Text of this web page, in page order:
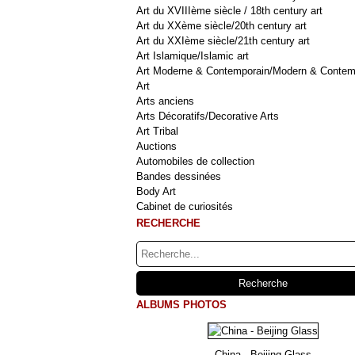
Art du XVIIIème siècle / 18th century art
Art du XXème siècle/20th century art
Art du XXIème siècle/21th century art
Art Islamique/Islamic art
Art Moderne & Contemporain/Modern &
Art
Arts anciens
Arts Décoratifs/Decorative Arts
Art Tribal
Auctions
Automobiles de collection
Bandes dessinées
Body Art
Cabinet de curiosités
RECHERCHE
ALBUMS PHOTOS